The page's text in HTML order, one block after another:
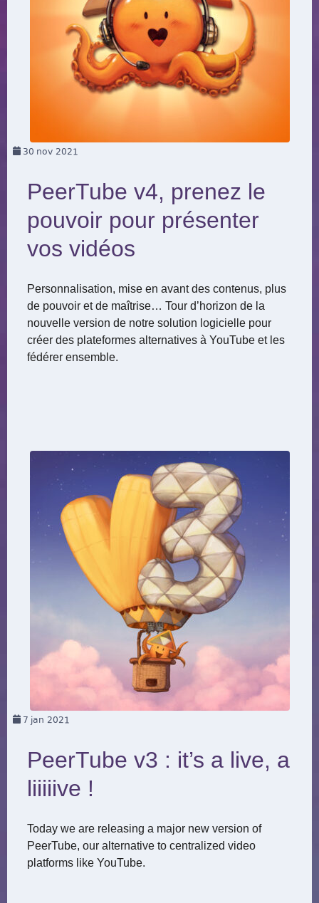
30 nov 2021
PeerTube v4, prenez le
pouvoir pour présenter
vos vidéos
Personnalisation, mise en avant des contenus, plus
de pouvoir et de maîtrise… Tour d’horizon de la
nouvelle version de notre solution logicielle pour
créer des plateformes alternatives à YouTube et les
fédérer ensemble.
7 jan 2021
PeerTube v3 : it’s a live, a
liiiiive !
Today we are releasing a major new version of
PeerTube, our alternative to centralized video
platforms like YouTube.